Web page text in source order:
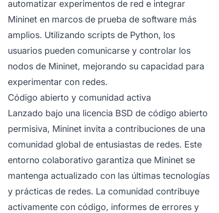
automatizar experimentos de red e integrar
Mininet en marcos de prueba de software más
amplios. Utilizando scripts de Python, los
usuarios pueden comunicarse y controlar los
nodos de Mininet, mejorando su capacidad para
experimentar con redes.
Código abierto y comunidad activa
Lanzado bajo una licencia BSD de código abierto
permisiva, Mininet invita a contribuciones de una
comunidad global de entusiastas de redes. Este
entorno colaborativo garantiza que Mininet se
mantenga actualizado con las últimas tecnologías
y prácticas de redes. La comunidad contribuye
activamente con código, informes de errores y